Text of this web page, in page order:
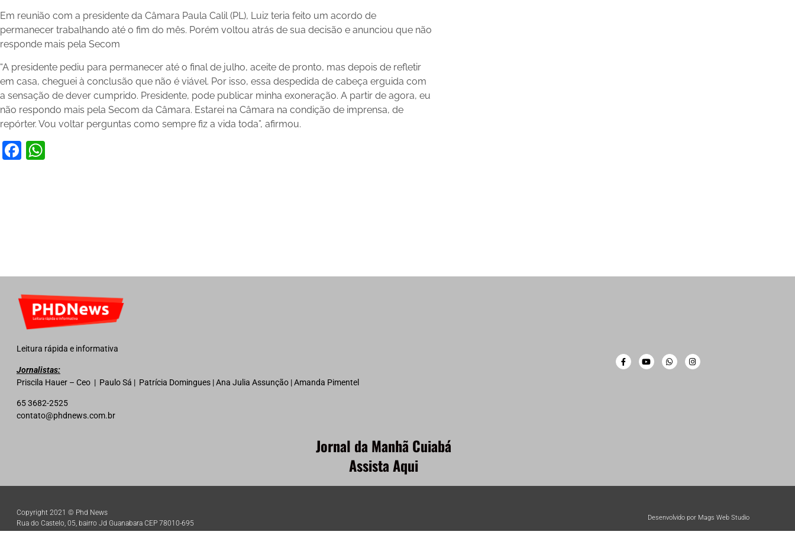
Em reunião com a presidente da Câmara Paula Calil (PL), Luiz teria feito um acordo de
permanecer trabalhando até o fim do mês. Porém voltou atrás de sua decisão e anunciou que não
responde mais pela Secom
“A presidente pediu para permanecer até o final de julho, aceite de pronto, mas depois de refletir
em casa, cheguei à conclusão que não é viável. Por isso, essa despedida de cabeça erguida com
a sensação de dever cumprido. Presidente, pode publicar minha exoneração. A partir de agora, eu
não respondo mais pela Secom da Câmara. Estarei na Câmara na condição de imprensa, de
repórter. Vou voltar perguntas como sempre fiz a vida toda”, afirmou.
Facebook
Leitura rápida e informativa
Jornalistas:
Priscila Hauer – Ceo | Paulo Sá | Patrícia Domingues | Ana Julia Assunção | Amanda Pimentel
65 3682-2525
contato@phdnews.com.br
Jornal da Manhã Cuiabá
Assista Aqui
Copyright 2021 © Phd News
Rua do Castelo, 05, bairro Jd Guanabara CEP 78010-695
Desenvolvido por Mags Web Studio